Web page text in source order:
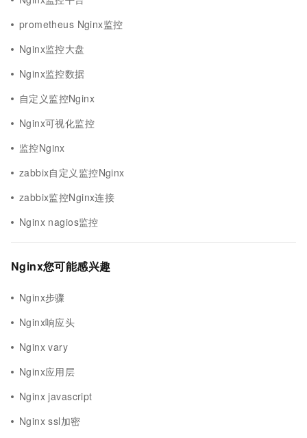
prometheus Nginx监控
Nginx监控大盘
Nginx监控数据
自定义监控Nginx
Nginx可视化监控
监控Nginx
zabbix自定义监控Nginx
zabbix监控Nginx连接
Nginx nagios监控
Nginx您可能感兴趣
Nginx步骤
Nginx响应头
Nginx vary
Nginx应用层
Nginx javascript
Nginx ssl加密